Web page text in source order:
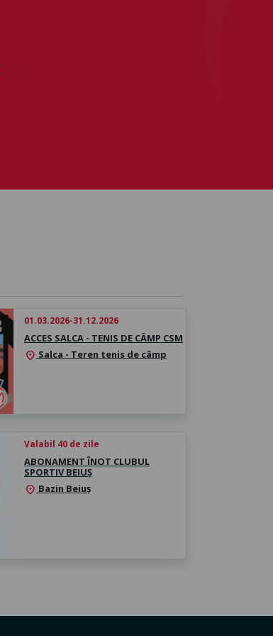
01.03.2026-31.12.2026
ACCES SALCA - TENIS DE CÂMP CSM
location_on Salca - Teren tenis de câmp
Valabil 40 de zile
ABONAMENT ÎNOT CLUBUL
SPORTIV BEIUȘ
location_on Bazin Beiuș